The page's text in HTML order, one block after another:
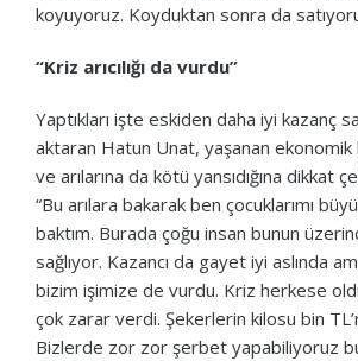
koyuyoruz. Koyduktan sonra da
“Kriz arıcılığı da vurdu”
Yaptıkları işte eskiden daha iyi kazanç
aktaran Hatun Unat, yaşanan
ve arılarına da kötü yansıdığına dikkat
“Bu arılara bakarak ben çocuklarımı
baktım. Burada çoğu insan bunun
sağlıyor. Kazancı da gayet iyi aslında
bizim işimize de vurdu. Kriz herkese
çok zarar verdi. Şekerlerin kilosu bin
Bizlerde zor zor şerbet yapabiliyoruz